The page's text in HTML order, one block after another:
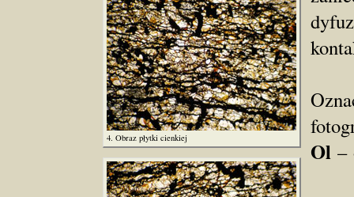
4. Obraz płytki cienkiej Ol –